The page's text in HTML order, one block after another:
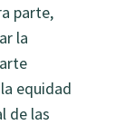
parte,
la
equidad
de las